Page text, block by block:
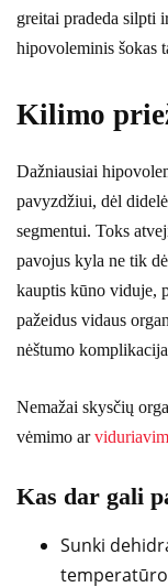
greitai pradeda silpti
hipovoleminis šokas
Kilimo
Dažniausiai
pavyzdžiui, dėl
segmentui. Toks
pavojus kyla ne tik
kauptis kūno viduje,
pažeidus vidaus
nėštumo
Nemažai skysčių
vėmimo ar
Kas dar gali
Sunki